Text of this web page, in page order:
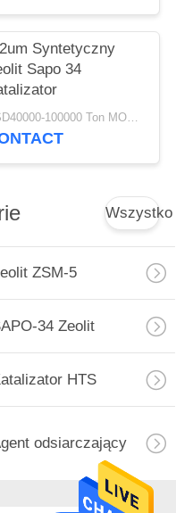
Syntetyczny
​​Sapo 34
USD40000-100000 Ton MOQ:1 KG
Wszystko
​​ZSM-5
34 Zeolit
HTS
odsiarczający